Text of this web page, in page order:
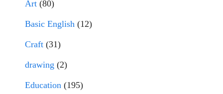
Art (80)
Basic English (12)
Craft (31)
drawing (2)
Education (195)